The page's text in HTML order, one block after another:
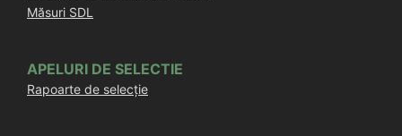
Măsuri SDL
APELURI DE SELECTIE
Rapoarte de selecție